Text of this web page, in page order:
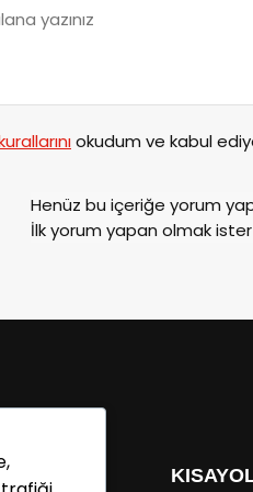
okudum ve kabul
Henüz bu içeriğe yorum
İlk yorum yapan olmak